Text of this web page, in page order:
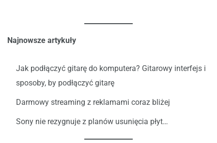
Najnowsze artykuły
Jak podłączyć gitarę do komputera? Gitarowy interfejs i
sposoby, by podłączyć gitarę
Darmowy streaming z reklamami coraz bliżej
Sony nie rezygnuje z planów usunięcia płyt…